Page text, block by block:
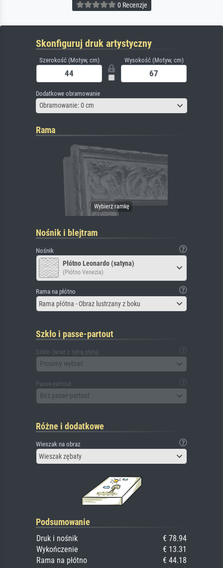
0 Recenzje
Skonfiguruj druk artystyczny
Szerokość (Motyw, cm) Wysokość (Motyw, cm)
Dodatkowe obramowanie
Obramowanie: 0 cm
Rama
Nośnik i blejtram
Nośnik
Płótno Leonardo (satyna)
(Płótno Venezia)
Rama na płótno
Rama płótna - Obraz lustrzany z boku
Szkło i passe-partout
Szkło (wraz z tylną płytą)
Prosimy wybrać
Passe-partout
Bez passe-partout
Różne i dodatkowe
Wieszak na obraz
Wieszak zębaty
Podsumowanie
Druk i nośnik
€ 78.94
Wykończenie
€ 13.31
Rama na płótno
€ 44.18